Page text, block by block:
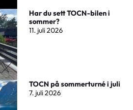
Har du sett TOCN-bilen i
sommer?
11. juli 2026
TOCN på sommerturné i juli
7. juli 2026